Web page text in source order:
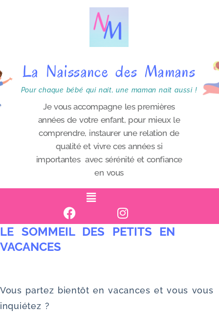
e
u
La Naissance des Mamans
Pour chaque bébé qui nait, une maman nait aussi !
Je vous accompagne les premières
années de votre enfant, pour mieux le
comprendre, instaurer une relation de
qualité et vivre ces années si
importantes avec sérénité et confiance
en vous
LE SOMMEIL DES PETITS EN
VACANCES
Vous partez bientôt en vacances et vous vous
inquiétez ?